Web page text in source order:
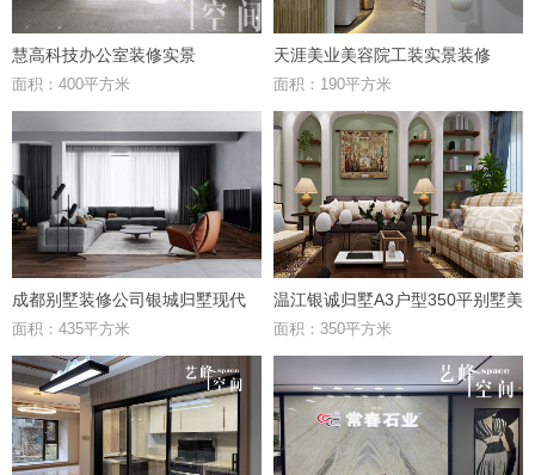
慧高科技办公室装修实景
面积：400平方米
天涯美业美容院工装实景装修
面积：190平方米
成都别墅装修公司银城归墅现代
风格案例鉴赏
面积：435平方米
温江银诚归墅A3户型350平别墅美
式风格效果图鉴赏
面积：350平方米